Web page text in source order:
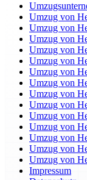
Umzug von
Umzug von
Umzug von
Umzug von
Umzug von
Umzug von
Umzug von
Umzug von
Umzug von
Umzug von
Umzug von
Umzug von
Umzug von
Umzug von
Impressum